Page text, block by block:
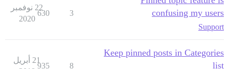
confusing my users
Support
3
630
22 نوفمبر
2020
Keep pinned posts in Categories
list
8
935
21 أبريل